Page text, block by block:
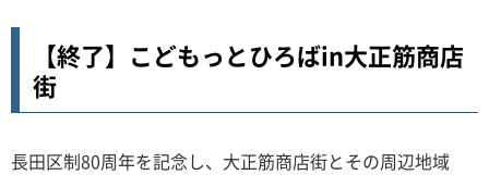
【終了】こどもっとひろばin大正筋商店
街
長田区制80周年を記念し、大正筋商店街とその周辺地域